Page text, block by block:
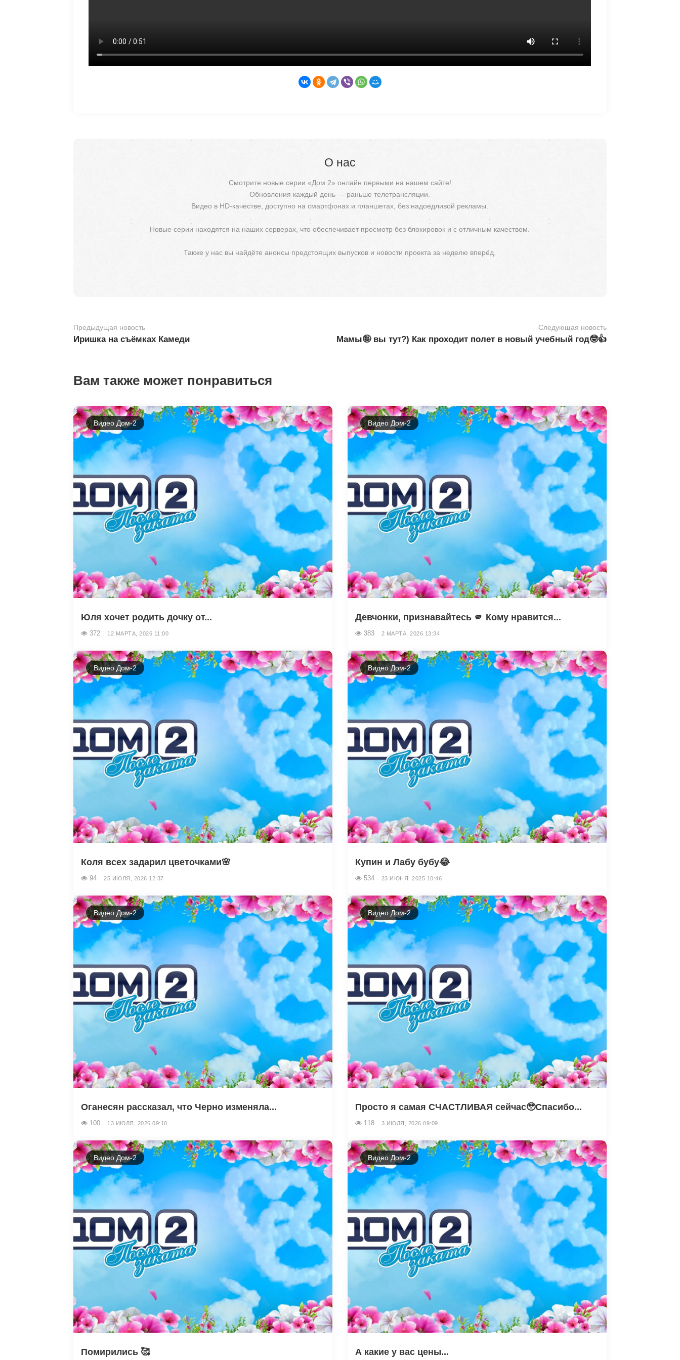
О нас
Смотрите новые серии «Дом 2» онлайн первыми на нашем сайте!
Обновления каждый день — раньше телетрансляции.
Видео в HD-качестве, доступно на смартфонах и планшетах, без надоедливой рекламы.
Новые серии находятся на наших серверах, что обеспечивает просмотр без блокировок и с отличным качеством.
Также у нас вы найдёте анонсы предстоящих выпусков и новости проекта за неделю вперёд.
Предыдущая новость
Иришка на съёмках Камеди
Следующая новость
Мамы🤪 вы тут?) Как проходит полет в новый учебный год🤓👍
Вам также может понравиться
Видео Дом-2
Юля хочет родить дочку от...
372 12 МАРТА, 2026 11:00
Видео Дом-2
Девчонки, признавайтесь 🫵 Кому нравится...
383 2 МАРТА, 2026 13:34
Видео Дом-2
Коля всех задарил цветочками🌸
94 25 ИЮЛЯ, 2026 12:37
Видео Дом-2
Купин и Лабу бубу😂
534 23 ИЮНЯ, 2025 10:46
Видео Дом-2
Оганесян рассказал, что Черно изменяла...
100 13 ИЮЛЯ, 2026 09:10
Видео Дом-2
Просто я самая СЧАСТЛИВАЯ сейчас🥹Спасибо...
118 3 ИЮЛЯ, 2026 09:09
Видео Дом-2
Помирились 🥰
Видео Дом-2
А какие у вас цены...